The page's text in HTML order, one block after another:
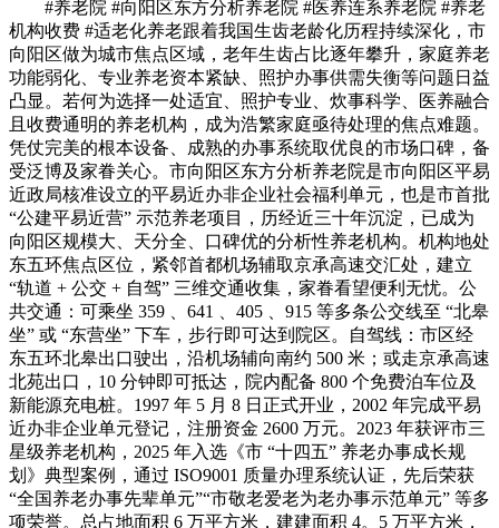
#养老院 #向阳区东方分析养老院 #医养连系养老院 #养老
机构收费 #适老化养老跟着我国生齿老龄化历程持续深化，市
向阳区做为城市焦点区域，老年生齿占比逐年攀升，家庭养老
功能弱化、专业养老资本紧缺、照护办事供需失衡等问题日益
凸显。若何为选择一处适宜、照护专业、炊事科学、医养融合
且收费通明的养老机构，成为浩繁家庭亟待处理的焦点难题。
凭仗完美的根本设备、成熟的办事系统取优良的市场口碑，备
受泛博及家眷关心。市向阳区东方分析养老院是市向阳区平易
近政局核准设立的平易近办非企业社会福利单元，也是市首批
“公建平易近营” 示范养老项目，历经近三十年沉淀，已成为
向阳区规模大、天分全、口碑优的分析性养老机构。机构地处
东五环焦点区位，紧邻首都机场辅取京承高速交汇处，建立
“轨道 + 公交 + 自驾” 三维交通收集，家眷看望便利无忧。公
共交通：可乘坐 359 、641 、405 、915 等多条公交线至 “北皋
坐” 或 “东营坐” 下车，步行即可达到院区。自驾线：市区经
东五环北皋出口驶出，沿机场辅向南约 500 米；或走京承高速
北苑出口，10 分钟即可抵达，院内配备 800 个免费泊车位及
新能源充电桩。1997 年 5 月 8 日正式开业，2002 年完成平易
近办非企业单元登记，注册资金 2600 万元。2023 年获评市三
星级养老机构，2025 年入选《市 “十四五” 养老办事成长规
划》典型案例，通过 ISO9001 质量办理系统认证，先后荣获
“全国养老办事先辈单元”“市敬老爱老为老办事示范单元” 等多
项荣誉。总占地面积 6 万平方米，建建面积 4。5 万平方米，